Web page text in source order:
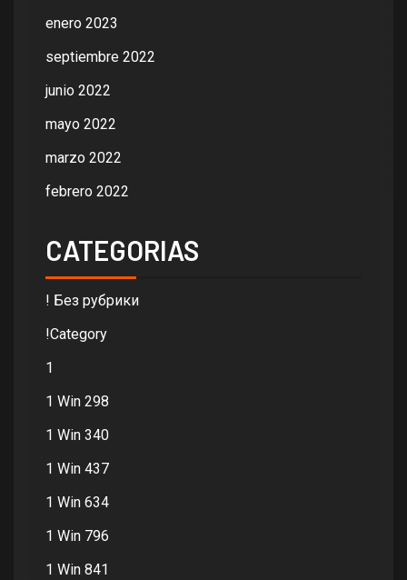
enero 2023
septiembre 2022
junio 2022
mayo 2022
marzo 2022
febrero 2022
CATEGORIAS
! Без рубрики
!Category
1
1 Win 298
1 Win 340
1 Win 437
1 Win 634
1 Win 796
1 Win 841